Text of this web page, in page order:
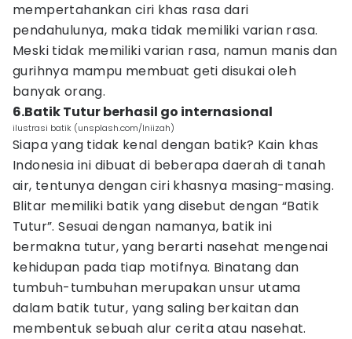
mempertahankan ciri khas rasa dari
pendahulunya, maka tidak memiliki varian rasa.
Meski tidak memiliki varian rasa, namun manis dan
gurihnya mampu membuat geti disukai oleh
banyak orang.
6.Batik Tutur berhasil go internasional
ilustrasi batik (unsplash.com/Iniizah)
Siapa yang tidak kenal dengan batik? Kain khas
Indonesia ini dibuat di beberapa daerah di tanah
air, tentunya dengan ciri khasnya masing-masing.
Blitar memiliki batik yang disebut dengan “Batik
Tutur”. Sesuai dengan namanya, batik ini
bermakna tutur, yang berarti nasehat mengenai
kehidupan pada tiap motifnya. Binatang dan
tumbuh-tumbuhan merupakan unsur utama
dalam batik tutur, yang saling berkaitan dan
membentuk sebuah alur cerita atau nasehat.